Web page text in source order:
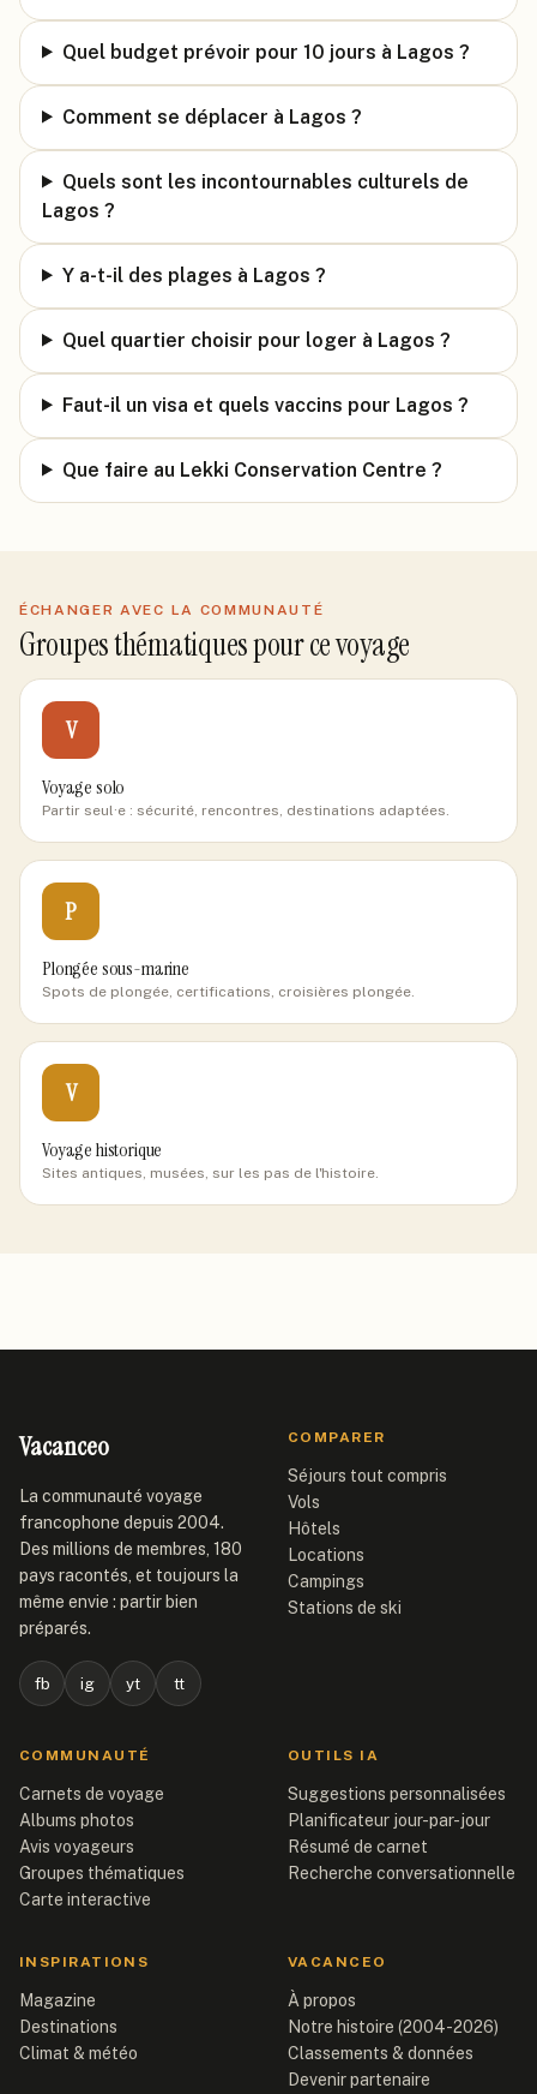
Quel budget prévoir pour 10 jours à Lagos ?
Comment se déplacer à Lagos ?
Quels sont les incontournables culturels de
Lagos ?
Y a-t-il des plages à Lagos ?
Quel quartier choisir pour loger à Lagos ?
Faut-il un visa et quels vaccins pour Lagos ?
Que faire au Lekki Conservation Centre ?
ÉCHANGER AVEC LA COMMUNAUTÉ
Groupes thématiques pour ce voyage
V
Voyage solo
Partir seul·e : sécurité, rencontres, destinations adaptées.
P
Plongée sous-marine
Spots de plongée, certifications, croisières plongée.
V
Voyage historique
Sites antiques, musées, sur les pas de l'histoire.
Vacanceo
La communauté voyage
francophone depuis 2004.
Des millions de membres, 180
pays racontés, et toujours la
même envie : partir bien
préparés.
fb ig yt tt
COMPARER
Séjours tout compris
Vols
Hôtels
Locations
Campings
Stations de ski
COMMUNAUTÉ
Carnets de voyage
Albums photos
Avis voyageurs
Groupes thématiques
Carte interactive
OUTILS IA
Suggestions personnalisées
Planificateur jour-par-jour
Résumé de carnet
Recherche conversationnelle
INSPIRATIONS
Magazine
Destinations
Climat & météo
VACANCEO
À propos
Notre histoire (2004-2026)
Classements & données
Devenir partenaire